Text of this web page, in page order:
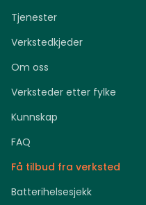
Tjenester
Verkstedkjeder
Om oss
Verksteder etter fylke
Kunnskap
FAQ
Få tilbud fra verksted
Batterihelsesjekk